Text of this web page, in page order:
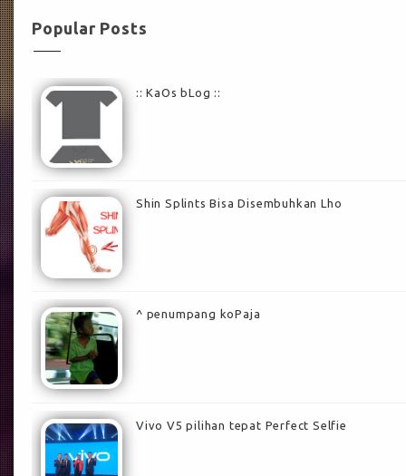
Popular Posts
:: KaOs bLog ::
Shin Splints Bisa Disembuhkan Lho
^ penumpang koPaja
Vivo V5 pilihan tepat Perfect Selfie